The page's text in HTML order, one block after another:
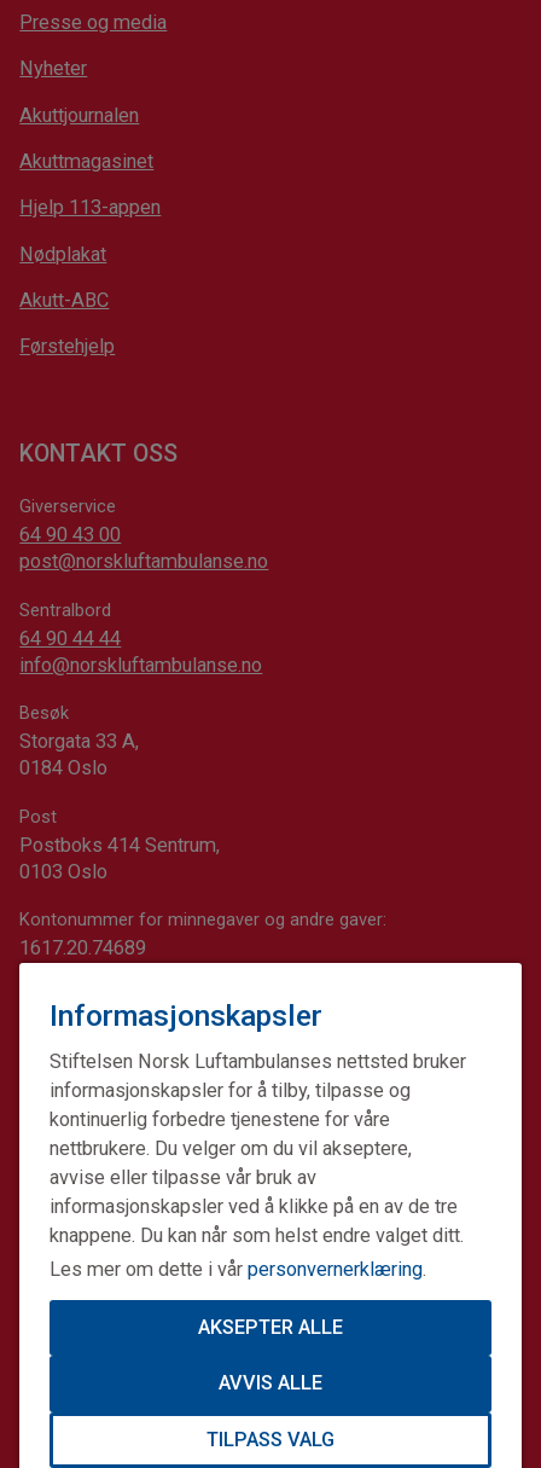
Informasjonskapsler
Stiftelsen Norsk Luftambulanses nettsted bruker
informasjonskapsler for å tilby, tilpasse og
kontinuerlig forbedre tjenestene for våre
nettbrukere. Du velger om du vil akseptere,
avvise eller tilpasse vår bruk av
informasjonskapsler ved å klikke på en av de tre
knappene. Du kan når som helst endre valget ditt.
Les mer om dette i vår personvernerklæring.
AKSEPTER ALLE
AVVIS ALLE
TILPASS VALG
Presse og media
Nyheter
Akuttjournalen
Akuttmagasinet
Hjelp 113-appen
Nødplakat
Akutt-ABC
Førstehjelp
KONTAKT OSS
Giverservice
64 90 43 00
post@norskluftambulanse.no
Sentralbord
64 90 44 44
info@norskluftambulanse.no
Besøk
Storgata 33 A,
0184 Oslo
Post
Postboks 414 Sentrum,
0103 Oslo
Kontonummer for minnegaver og andre gaver:
1617.20.74689
Stiftelsen Norsk Luftambulanse er en ideell stiftelse.
Formålet er å fremme avansert prehospital akuttmedisin.
Stiftelsens datterselskap Norsk Luftambulanse Helikopter
er operatør på alle Norges tretten legehelikopterbaser på